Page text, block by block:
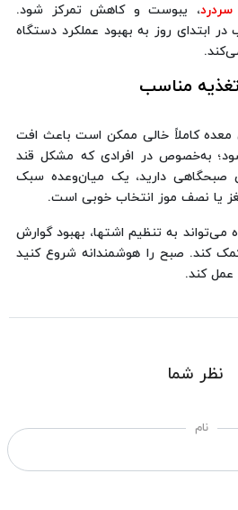
سردرد، یبوست و کاهش تمرکز شود.
ابتدای روز به بهبود عملکرد دستگاه
مناسب
معده کاملاً خالی ممکن است باعث افت
به‌خصوص در افرادی که مشکل قند
صبحگاهی دارید، یک میان‌وعده سبک
یا نصف موز انتخاب خوبی است.
به تنظیم اشتها، بهبود گوارش
کند. صبح را هوشمندانه شروع کنید
عمل کند.
نظر شما
نام